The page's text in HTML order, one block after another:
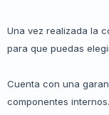
Una vez realizada la
para que puedas
Cuenta con una
componentes internos.